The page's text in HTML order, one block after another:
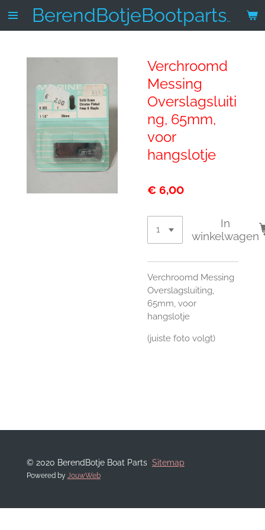
Ga
BerendBotjeBootparts.nl
Verchroomd
Messing
Overslagsluiti
ng, 65mm,
voor
hangslotje
€ 6,00
In
winkelwagen
Verchroomd Messing
Overslagsluiting,
65mm, voor
hangslotje
(juiste foto volgt)
© 2020 BerendBotje Boat Parts Sitemap
Powered by JouwWeb